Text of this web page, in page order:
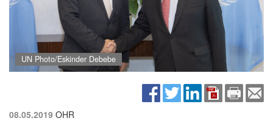
UN Photo/Eskinder Debebe
08.05.2019 OHR